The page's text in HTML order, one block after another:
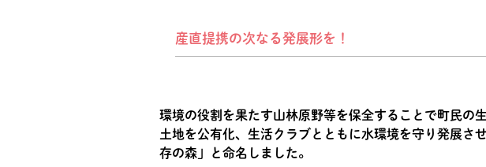
産直提携の次なる発展形を！
環境の役割を果たす山林原野等を保全することで町民の
土地を公有化、生活クラブとともに水環境を守り発展さ
存の森」と命名しました。